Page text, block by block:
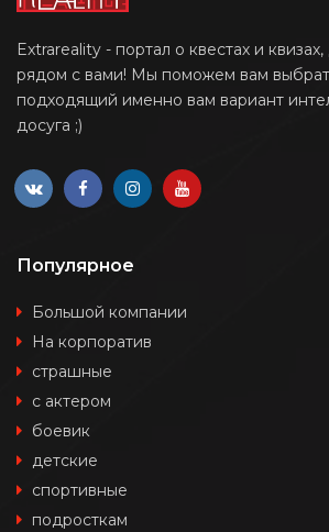
Extrareality - портал о квестах и
рядом с вами! Мы поможем вам
подходящий именно вам вариант
досуга ;)
Популярное
Большой компании
На корпоратив
страшные
с актером
боевик
детские
спортивные
подросткам